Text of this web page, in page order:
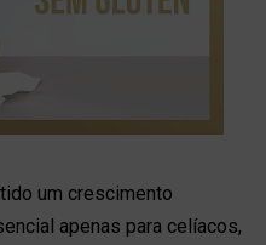
um crescimento
apenas para celíacos,